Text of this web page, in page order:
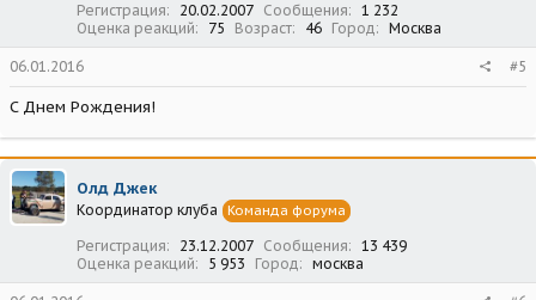
Регистрация
20.02.2007 Сообщения
1 232
Оценка реакций
75 Возраст 46 Город Москва
06.01.2016 #5
C Днем Рождения!
Олд Джек
Координатор клуба Команда форума
Регистрация 23.12.2007 Сообщения
13 439
Оценка реакций
5 953 Город москва